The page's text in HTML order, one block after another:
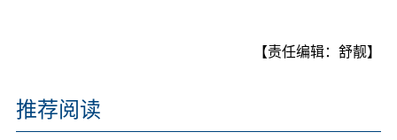
【责任编辑：舒靓】
推荐阅读